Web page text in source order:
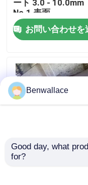
工場ツアー
連絡 ください
事件
ート 3.0 - 10.0mm
No.1 表面
お問い合わせを
耐熱熱熱巻き
Benwallace
Good day, what
for?